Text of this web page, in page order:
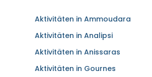
Aktivitäten in Ammoudara
Aktivitäten in Analipsi
Aktivitäten in Anissaras
Aktivitäten in Gournes